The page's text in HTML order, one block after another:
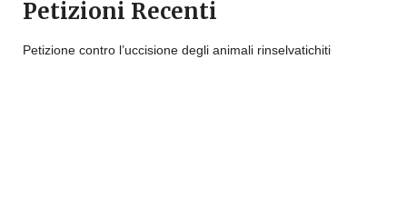
Petizioni Recenti
Petizione contro l’uccisione degli animali rinselvatichiti